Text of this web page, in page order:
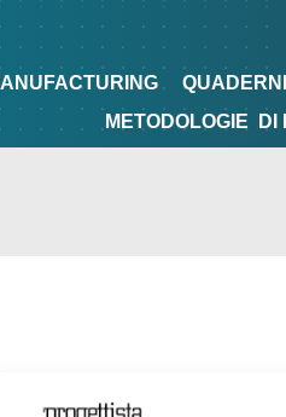
PROGETTAZIONE
METODOLOGIE
DI